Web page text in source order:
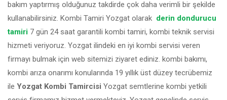
bakım yaptırmış olduğunuz takdirde çok daha verimli bir şekilde
kullanabilirsiniz. Kombi Tamiri Yozgat olarak derin dondurucu
tamiri 7 gün 24 saat garantili kombi tamiri, kombi teknik servisi
hizmeti veriyoruz. Yozgat ilindeki en iyi kombi servisi veren
firmayı bulmak için web sitemizi ziyaret ediniz. kombi bakımı,
kombi arıza onarımı konularında 19 yıllık üst düzey tecrübemiz
ile Yozgat Kombi Tamircisi Yozgat semtlerine kombi yetkili